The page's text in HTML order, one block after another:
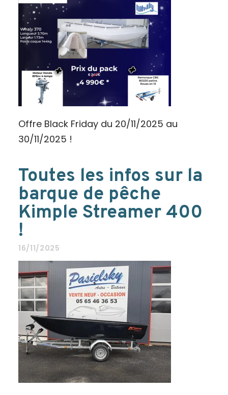
Offre Black Friday du 20/11/2025 au
30/11/2025 !
Toutes les infos sur la
barque de pêche
Kimple Streamer 400
!
16/11/2025